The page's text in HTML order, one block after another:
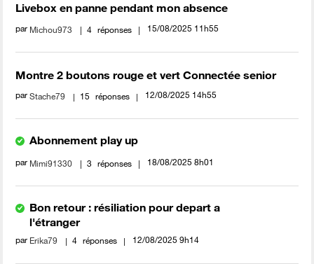
Livebox en panne pendant mon absence
par Michou973 4 réponses ‎15/08/2025 11h55
Montre 2 boutons rouge et vert Connectée senior
parStache79 15 réponses ‎12/08/2025 14h55
Abonnement play up
par Mimi91330 3 réponses ‎18/08/2025 8h01
Bon retour : résiliation pour depart a
l'étranger
par Erika79 4 réponses ‎12/08/2025 9h14